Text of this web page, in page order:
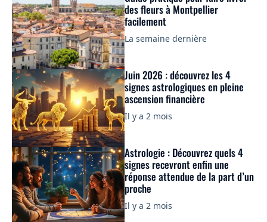
des fleurs à Montpellier
facilement
La semaine dernière
Juin 2026 : découvrez les 4
signes astrologiques en pleine
ascension financière
Il y a 2 mois
Astrologie : Découvrez quels 4
signes recevront enfin une
réponse attendue de la part d’un
proche
Il y a 2 mois